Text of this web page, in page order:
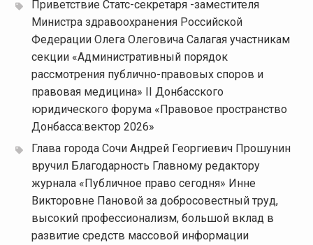
Приветствие Статс-секретаря -заместителя
Министра здравоохранения Российской
Федерации Олега Олеговича Салагая участникам
секции «Административный порядок
рассмотрения публично-правовых споров и
правовая медицина» II Донбасского
юридического форума «Правовое пространство
Донбасса:вектор 2026»
Глава города Сочи Андрей Георгиевич Прошунин
вручил Благодарность Главному редактору
журнала «Публичное право сегодня» Инне
Викторовне Пановой за добросовестный труд,
высокий профессионализм, большой вклад в
развитие средств массовой информации